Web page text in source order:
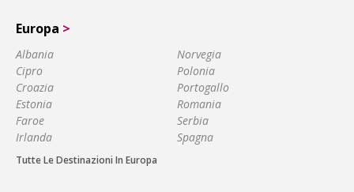
Europa >
Albania
Cipro
Croazia
Estonia
Faroe
Irlanda
Norvegia
Polonia
Portogallo
Romania
Serbia
Spagna
Tutte Le Destinazioni In Europa